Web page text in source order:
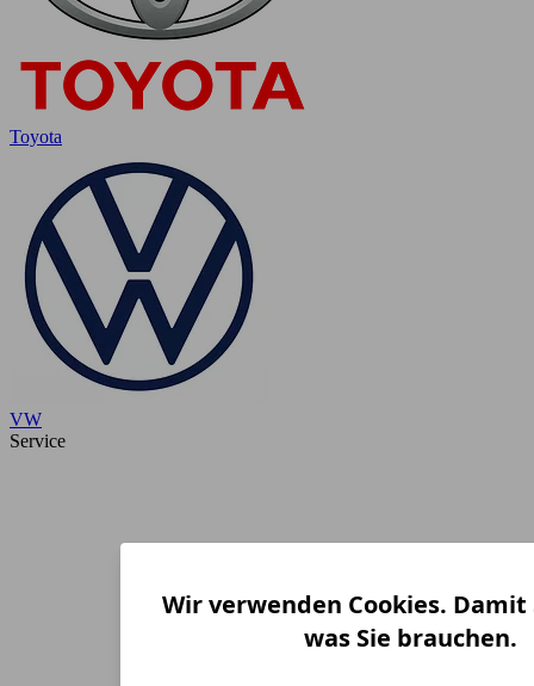
Toyota
VW
Service
Wir verwenden Cookies.
was Sie brauchen.